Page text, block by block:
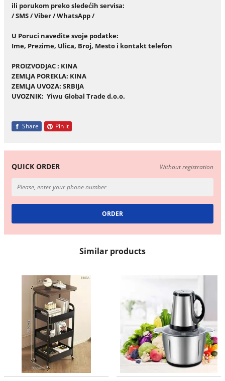
ili porukom preko sledećih servisa:
/ SMS / Viber / WhatsApp /
U Poruci navedite svoje podatke:
Ime, Prezime, Ulica, Broj, Mesto i kontakt telefon
PROIZVODJAC : KINA
ZEMLJA POREKLA: KINA
ZEMLJA UVOZA: SRBIJA
UVOZNIK: Yiwu Global Trade d.o.o.
Share Pin it
QUICK ORDER Without registration
Similar products